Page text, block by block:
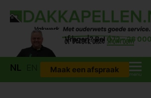
Vragen?Bel072 – 26
of bezoek onzeshowroom
NL Maak een afspraak